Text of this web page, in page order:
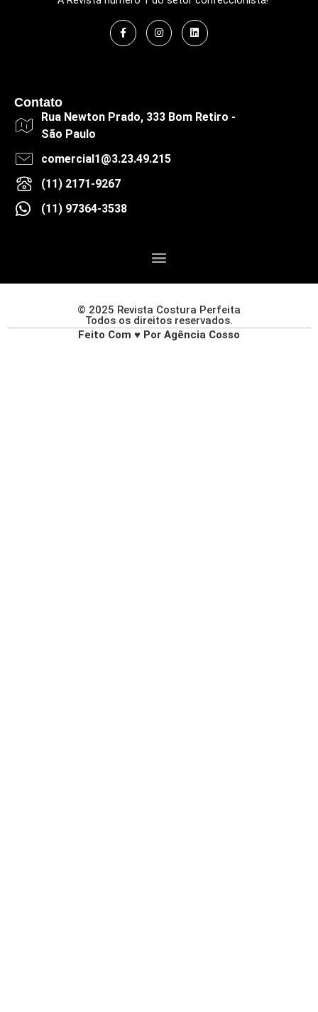
Contato
Rua Newton Prado, 333 Bom Retiro -
São Paulo
comercial1@3.23.49.215
(11) 2171-9267
(11) 97364-3538
© 2025 Revista Costura Perfeita
Todos os direitos reservados.
Feito Com ♥ Por Agência Cosso